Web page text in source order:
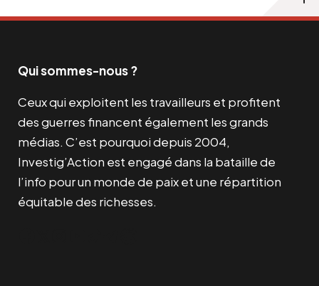
Qui sommes-nous ?
Ceux qui exploitent les travailleurs et profitent
des guerres financent également les grands
médias. C’est pourquoi depuis 2004,
Investig’Action est engagé dans la bataille de
l’info pour un monde de paix et une répartition
équitable des richesses.